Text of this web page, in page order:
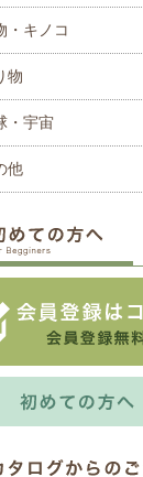
・キノコ
物
・宇宙
他